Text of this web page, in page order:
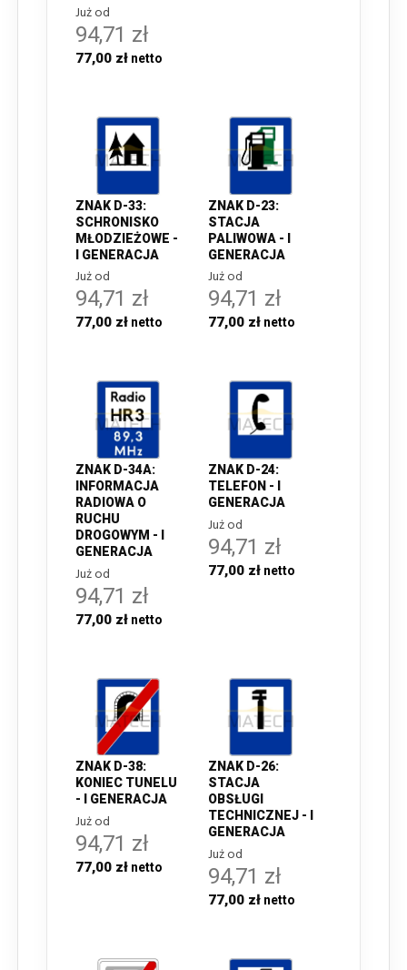
Już od
94,71 zł
77,00 zł
ZNAK D-33:
SCHRONISKO
MŁODZIEŻOWE -
I GENERACJA
Już od
94,71 zł
77,00 zł
ZNAK D-23:
STACJA
PALIWOWA - I
GENERACJA
Już od
94,71 zł
77,00 zł
ZNAK D-34A:
INFORMACJA
RADIOWA O
RUCHU
DROGOWYM - I
GENERACJA
Już od
94,71 zł
77,00 zł
ZNAK D-24:
TELEFON - I
GENERACJA
Już od
94,71 zł
77,00 zł
ZNAK D-38:
KONIEC TUNELU
- I GENERACJA
Już od
94,71 zł
77,00 zł
ZNAK D-26:
STACJA
OBSŁUGI
TECHNICZNEJ - I
GENERACJA
Już od
94,71 zł
77,00 zł